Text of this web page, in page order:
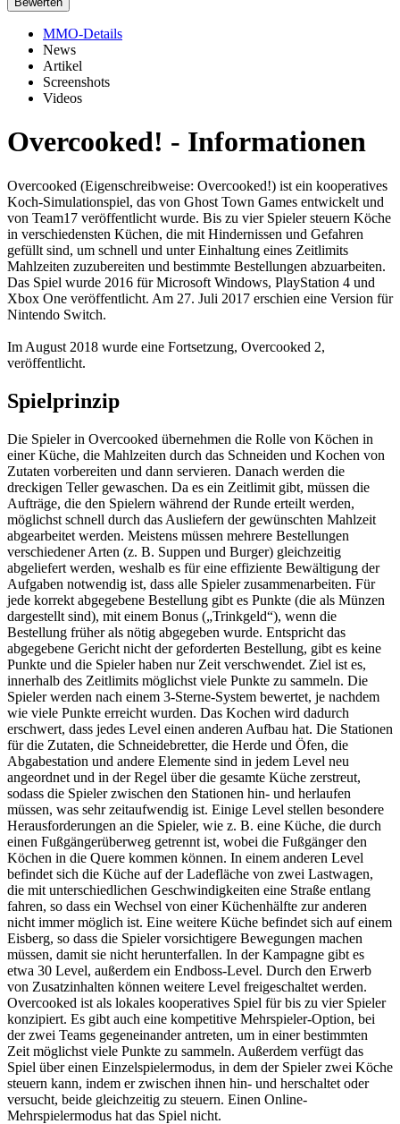
MMO-Details
News
Artikel
Screenshots
Videos
Overcooked! - Informationen
Overcooked (Eigenschreibweise: Overcooked!) ist ein kooperatives
Koch-Simulationspiel, das von Ghost Town Games entwickelt und
von Team17 veröffentlicht wurde. Bis zu vier Spieler steuern Köche
in verschiedensten Küchen, die mit Hindernissen und Gefahren
gefüllt sind, um schnell und unter Einhaltung eines Zeitlimits
Mahlzeiten zuzubereiten und bestimmte Bestellungen abzuarbeiten.
Das Spiel wurde 2016 für Microsoft Windows, PlayStation 4 und
Xbox One veröffentlicht. Am 27. Juli 2017 erschien eine Version für
Nintendo Switch.
Im August 2018 wurde eine Fortsetzung, Overcooked 2,
veröffentlicht.
Spielprinzip
Die Spieler in Overcooked übernehmen die Rolle von Köchen in
einer Küche, die Mahlzeiten durch das Schneiden und Kochen von
Zutaten vorbereiten und dann servieren. Danach werden die
dreckigen Teller gewaschen. Da es ein Zeitlimit gibt, müssen die
Aufträge, die den Spielern während der Runde erteilt werden,
möglichst schnell durch das Ausliefern der gewünschten Mahlzeit
abgearbeitet werden. Meistens müssen mehrere Bestellungen
verschiedener Arten (z. B. Suppen und Burger) gleichzeitig
abgeliefert werden, weshalb es für eine effiziente Bewältigung der
Aufgaben notwendig ist, dass alle Spieler zusammenarbeiten. Für
jede korrekt abgegebene Bestellung gibt es Punkte (die als Münzen
dargestellt sind), mit einem Bonus („Trinkgeld“), wenn die
Bestellung früher als nötig abgegeben wurde. Entspricht das
abgegebene Gericht nicht der geforderten Bestellung, gibt es keine
Punkte und die Spieler haben nur Zeit verschwendet. Ziel ist es,
innerhalb des Zeitlimits möglichst viele Punkte zu sammeln. Die
Spieler werden nach einem 3-Sterne-System bewertet, je nachdem
wie viele Punkte erreicht wurden. Das Kochen wird dadurch
erschwert, dass jedes Level einen anderen Aufbau hat. Die Stationen
für die Zutaten, die Schneidebretter, die Herde und Öfen, die
Abgabestation und andere Elemente sind in jedem Level neu
angeordnet und in der Regel über die gesamte Küche zerstreut,
sodass die Spieler zwischen den Stationen hin- und herlaufen
müssen, was sehr zeitaufwendig ist. Einige Level stellen besondere
Herausforderungen an die Spieler, wie z. B. eine Küche, die durch
einen Fußgängerüberweg getrennt ist, wobei die Fußgänger den
Köchen in die Quere kommen können. In einem anderen Level
befindet sich die Küche auf der Ladefläche von zwei Lastwagen,
die mit unterschiedlichen Geschwindigkeiten eine Straße entlang
fahren, so dass ein Wechsel von einer Küchenhälfte zur anderen
nicht immer möglich ist. Eine weitere Küche befindet sich auf einem
Eisberg, so dass die Spieler vorsichtigere Bewegungen machen
müssen, damit sie nicht herunterfallen. In der Kampagne gibt es
etwa 30 Level, außerdem ein Endboss-Level. Durch den Erwerb
von Zusatzinhalten können weitere Level freigeschaltet werden.
Overcooked ist als lokales kooperatives Spiel für bis zu vier Spieler
konzipiert. Es gibt auch eine kompetitive Mehrspieler-Option, bei
der zwei Teams gegeneinander antreten, um in einer bestimmten
Zeit möglichst viele Punkte zu sammeln. Außerdem verfügt das
Spiel über einen Einzelspielermodus, in dem der Spieler zwei Köche
steuern kann, indem er zwischen ihnen hin- und herschaltet oder
versucht, beide gleichzeitig zu steuern. Einen Online-
Mehrspielermodus hat das Spiel nicht.